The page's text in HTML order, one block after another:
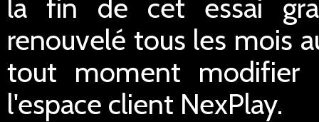
la fin de cet essai
renouvelé tous les mois
tout moment modifier
l'espace client NexPlay.